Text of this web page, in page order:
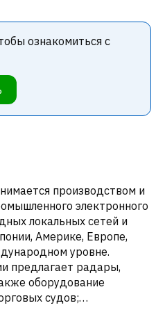
ознакомиться с
производством и
электронного
локальных сетей и
Америке, Европе,
уровне.
предлагает радары,
оборудование
судов;